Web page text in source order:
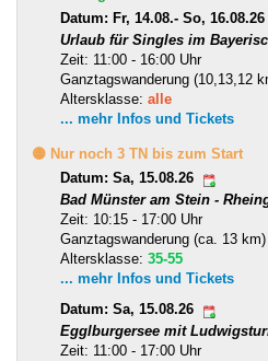
Datum: Fr, 14.08.- So, 16.08.26
Urlaub für Singles im
Zeit: 11:00 - 16:00 Uhr
Ganztagswanderung (10,13,12
Altersklasse: alle
... mehr Infos und Tickets
🟡 Nur noch 3 TN bis zum Start
Datum: Sa, 15.08.26
Bad Münster am Stein -
Zeit: 10:15 - 17:00 Uhr
Ganztagswanderung (ca. 13 km)
Altersklasse: 35-55
... mehr Infos und Tickets
Datum: Sa, 15.08.26
Egglburgersee mit
Zeit: 11:00 - 17:00 Uhr